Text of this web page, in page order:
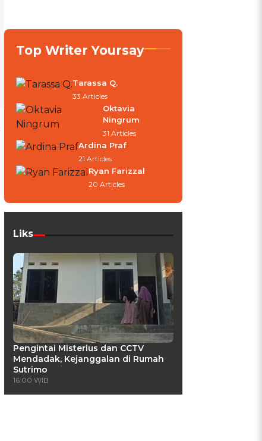
Top Writer Yoursay
Tarassa Q.
33 Articles
Oktavia
Ningrum
31 Articles
Ardina Praf
21 Articles
Ryan Farizzal
20 Articles
Liks
Pengintai Misterius dan CCTV
Mendadak, Kejanggalan di Rumah
Sutrimo
16:00 WIB